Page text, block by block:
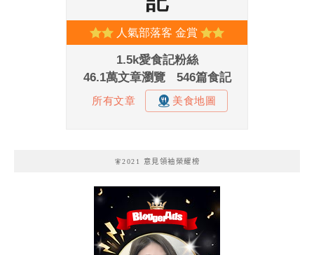
🧚2021 意見領袖榮耀榜